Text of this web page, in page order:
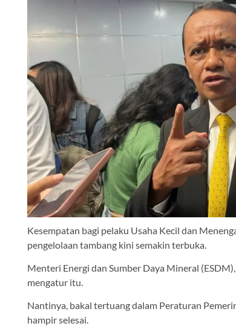
Kesempatan bagi pelaku Usaha Kecil dan
pengelolaan tambang kini semakin terbuka.
Menteri Energi dan Sumber Daya Mineral
mengatur itu.
Nantinya, bakal tertuang dalam Peraturan
hampir selesai.